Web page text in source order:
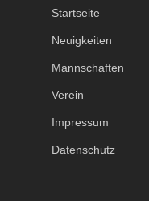
Startseite
Neuigkeiten
Mannschaften
Verein
Impressum
Datenschutz